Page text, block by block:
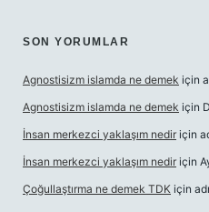
SON YORUMLAR
Agnostisizm islamda ne demek için
Agnostisizm islamda ne demek için
İnsan merkezci yaklaşım nedir için
İnsan merkezci yaklaşım nedir için
Çoğullaştırma ne demek TDK için